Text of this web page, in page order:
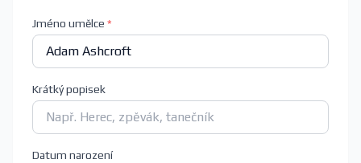
Jméno umělce *
Krátký popisek
Datum narození